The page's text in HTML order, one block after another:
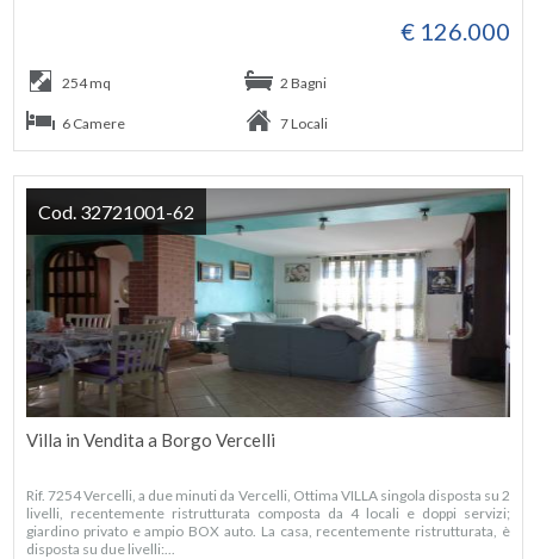
€ 126.000
254 mq 2 Bagni
6 Camere 7 Locali
Villa in Vendita a Borgo Vercelli
Rif. 7254 Vercelli, a due minuti da Vercelli, Ottima VILLA singola disposta su 2
livelli, recentemente ristrutturata composta da 4 locali e doppi servizi;
giardino privato e ampio BOX auto. La casa, recentemente ristrutturata, è
disposta su due livelli:...
Cod. 32721001-62